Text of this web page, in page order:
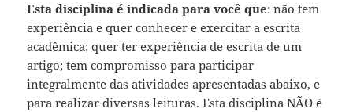
Esta disciplina é indicada para você que: não tem
experiência e quer conhecer e exercitar a escrita
acadêmica; quer ter experiência de escrita de um
artigo; tem compromisso para participar
integralmente das atividades apresentadas abaixo, e
para realizar diversas leituras. Esta disciplina NÃO é